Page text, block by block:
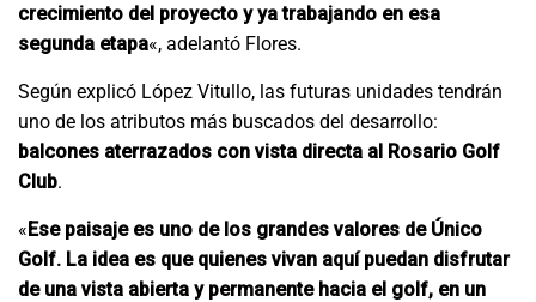
crecimiento del proyecto y ya trabajando en esa
segunda etapa«, adelantó Flores.
Según explicó López Vitullo, las futuras unidades tendrán
uno de los atributos más buscados del desarrollo:
balcones aterrazados con vista directa al Rosario Golf
Club.
«Ese paisaje es uno de los grandes valores de Único
Golf. La idea es que quienes vivan aquí puedan disfrutar
de una vista abierta y permanente hacia el golf, en un